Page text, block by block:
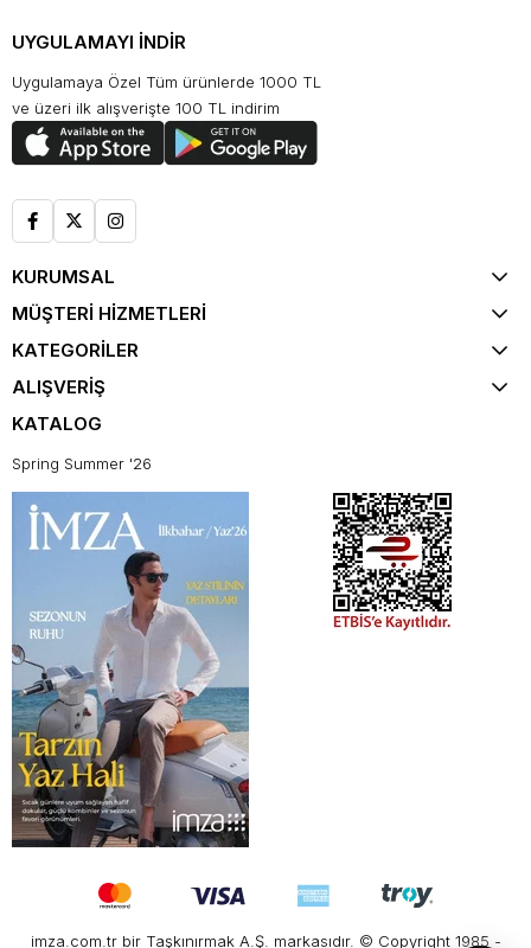
UYGULAMAYI İNDİR
Uygulamaya Özel Tüm ürünlerde 1000 TL
ve üzeri ilk alışverişte 100 TL indirim
KURUMSAL
MÜŞTERİ HİZMETLERİ
KATEGORİLER
ALIŞVERİŞ
KATALOG
Spring Summer '26
imza.com.tr bir Taşkınırmak A.Ş. markasıdır. © Copyright 1985 -